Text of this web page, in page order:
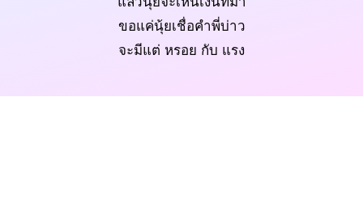
ขอแค่นุ้ยเชื่อคำพี่บ่าว
จะมีแต่ หรอย กับ แรง